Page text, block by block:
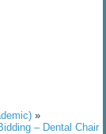
»
– Dental Chair